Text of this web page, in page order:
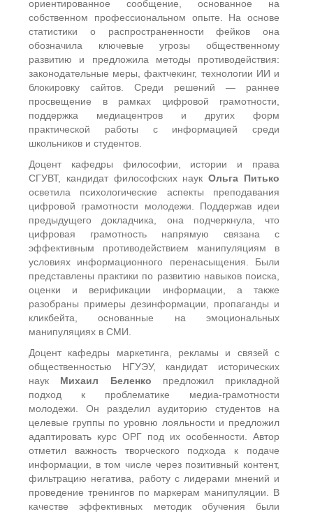
ориентированное сообщение, основанное на
собственном профессиональном опыте. На основе
статистики о распространенности фейков она
обозначила ключевые угрозы общественному
развитию и предложила методы противодействия:
законодательные меры, фактчекинг, технологии ИИ и
блокировку сайтов. Среди решений — раннее
просвещение в рамках цифровой грамотности,
поддержка медиацентров и других форм
практической работы с информацией среди
школьников и студентов.
Доцент кафедры философии, истории и права
СГУВТ, кандидат философских наукОльга Питько
осветила психологические аспекты преподавания
цифровой грамотности молодежи. Поддержав идеи
предыдущего докладчика, она подчеркнула, что
цифровая грамотность напрямую связана с
эффективным противодействием манипуляциям в
условиях информационного перенасыщения. Были
представлены практики по развитию навыков поиска,
оценки и верификации информации, а также
разобраны примеры дезинформации, пропаганды и
кликбейта, основанные на эмоциональных
манипуляциях в СМИ.
Доцент кафедры маркетинга, рекламы и связей с
общественностью НГУЭУ, кандидат исторических
наук Михаил Беленко предложил прикладной
подход к проблематике медиа-грамотности
молодежи. Он разделил аудиторию студентов на
целевые группы по уровню лояльности и предложил
адаптировать курс ОРГ под их особенности. Автор
отметил важность творческого подхода к подаче
информации, в том числе через позитивный контент,
фильтрацию негатива, работу с лидерами мнений и
проведение тренингов по маркерам манипуляции. В
качестве эффективных методик обучения были